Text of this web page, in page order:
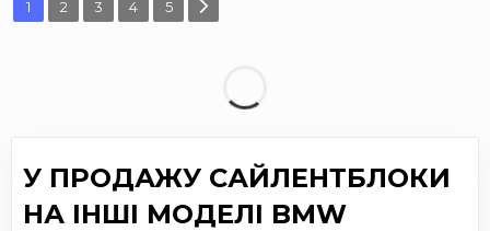
1 2 3 4 5
У ПРОДАЖУ САЙЛЕНТБЛОКИ
НА ІНШІ МОДЕЛІ BMW